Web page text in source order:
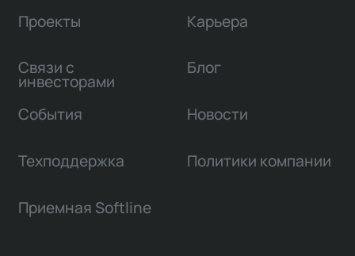
Проекты
Связи с
инвесторами
Карьера
Блог
События Новости
Техподдержка Политики компании
Приемная Softline